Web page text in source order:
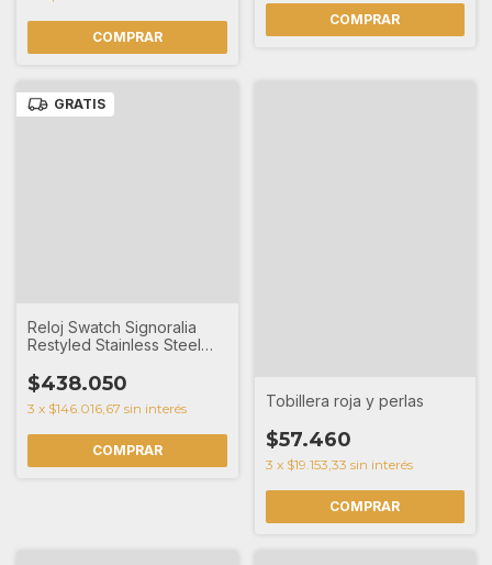
COMPRAR
GRATIS
Reloj Swatch Signoralia
Restyled Stainless Steel
$438.050
3 x $146.016,67 sin interés Tobillera roja y perlas
$57.460
3 x $19.153,33 sin interés